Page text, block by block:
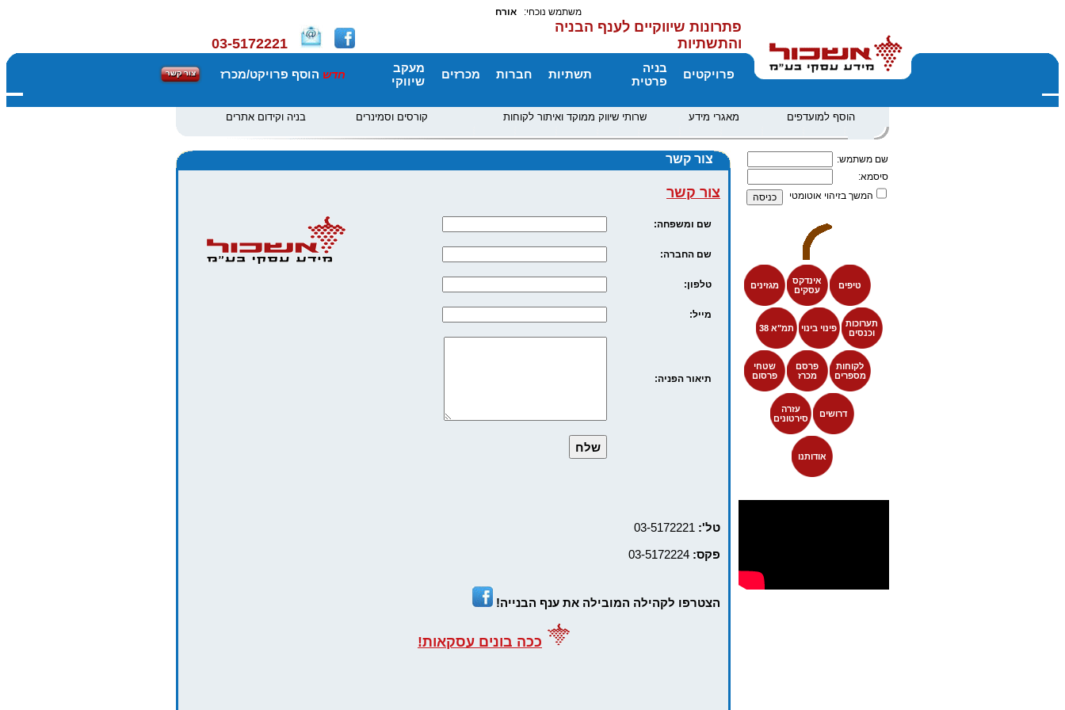
משתמש נוכחי: אורח
פתרונות שיווקיים לענף הבניה
והתשתיות
03-5172221
פרויקטים
בניה
פרטית
תשתיות חברות מכרזים
מעקב
שיווקי
חדש הוסף פרויקט/מכרז
הוסף למועדפים מאגרי מידע שרותי שיווק ממוקד ואיתור לקוחות קורסים וסמינרים בניה וקידום אתרים
שם משתמש:
סיסמא:
המשך בזיהוי אוטומטי
טיפים
אינדקס
עסקים
מגזינים
תערוכות
וכנסים
פינוי בינוי תמ"א 38
לקוחות
מספרים
פרסם
מכרז
שטחי
פרסום
דרושים
עזרה
סירטונים
אודותנו
צור קשר
צור קשר
שם ומשפחה:
שם החברה:
טלפון:
מייל:
תיאור הפניה:
טל': 03-5172221
פקס: 03-5172224
הצטרפו לקהילה המובילה את ענף הבנייה!
ככה בונים עסקאות!